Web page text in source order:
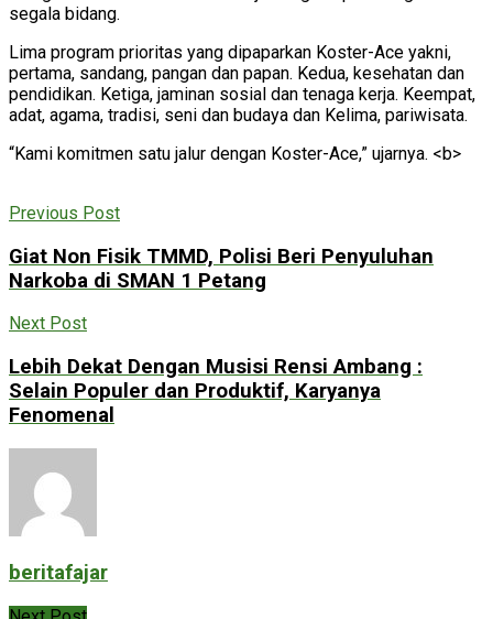
segala bidang.
Lima program prioritas yang dipaparkan Koster-Ace yakni,
pertama, sandang, pangan dan papan. Kedua, kesehatan dan
pendidikan. Ketiga, jaminan sosial dan tenaga kerja. Keempat,
adat, agama, tradisi, seni dan budaya dan Kelima, pariwisata.
“Kami komitmen satu jalur dengan Koster-Ace,” ujarnya. <b>
Previous Post
Giat Non Fisik TMMD, Polisi Beri Penyuluhan
Narkoba di SMAN 1 Petang
Next Post
Lebih Dekat Dengan Musisi Rensi Ambang :
Selain Populer dan Produktif, Karyanya
Fenomenal
beritafajar